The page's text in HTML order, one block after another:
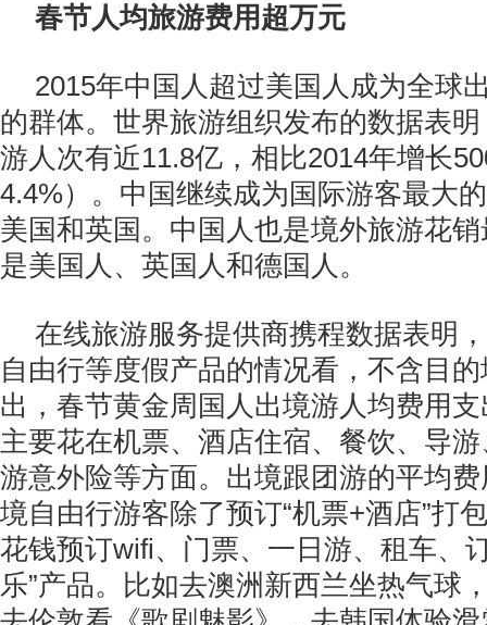
春节人均旅游费用超万元
2015年中国人超过美国人成为全球
的群体。世界旅游组织发布的数据表
游人次有近11.8亿，相比2014年增长
4.4%）。中国继续成为国际游客最大
美国和英国。中国人也是境外旅游花
是美国人、英国人和德国人。
在线旅游服务提供商携程数据表明
自由行等度假产品的情况看，不含目
出，春节黄金周国人出境游人均费用
主要花在机票、酒店住宿、餐饮、导
游意外险等方面。出境跟团游的平均
境自由行游客除了预订“机票+酒店”打
花钱预订wifi、门票、一日游、租车、
乐”产品。比如去澳洲新西兰坐热气球